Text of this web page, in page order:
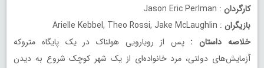
کارگردان : Jason Eric Perlman
بازیگران : Arielle Kebbel, Theo Rossi, Jake McLaughlin
خلاصه داستان : پس از رویارویی هولناک در یک پایگاه متروکه
آزمایش‌های دولتی، مرد خانواده‌ای از یک شهر کوچک شروع به دیدن